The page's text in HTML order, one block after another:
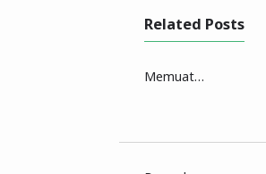
Related Posts
Memuat…